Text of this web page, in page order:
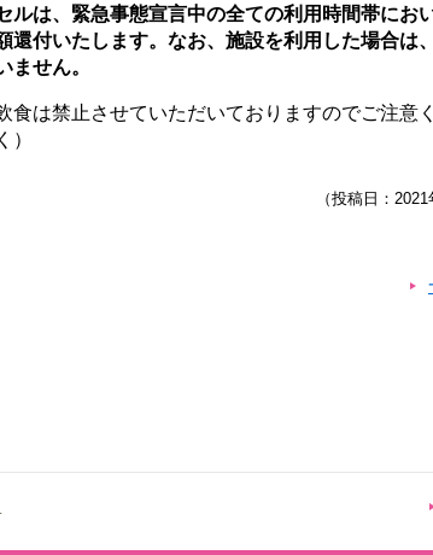
ルは、緊急事態宣言中の全ての利用時間帯にお
還付いたします。なお、施設を利用した場合は
ません。
は禁止させていただいておりますのでご注意
）
（投稿日：2021